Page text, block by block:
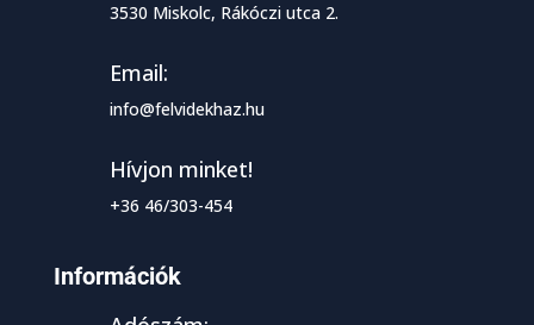
3530 Miskolc, Rákóczi utca 2.
Email:
info@felvidekhaz.hu
Hívjon minket!
+36 46/303-454
Információk